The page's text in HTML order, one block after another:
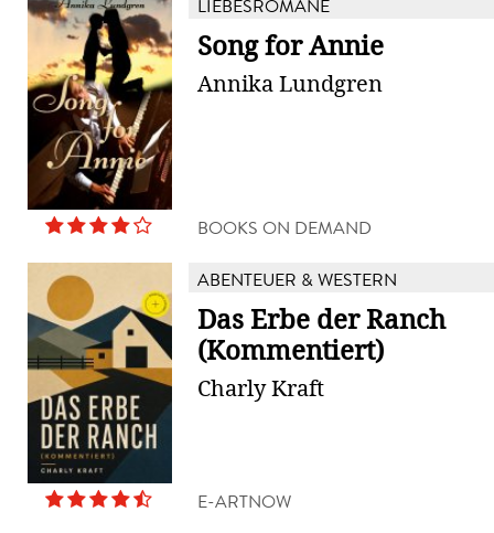
LIEBESROMANE
Song for Annie
Annika Lundgren
BOOKS ON DEMAND
ABENTEUER & WESTERN
Das Erbe der Ranch
(Kommentiert)
Charly Kraft
E-ARTNOW